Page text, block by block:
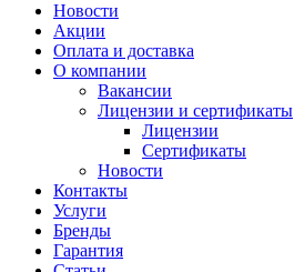
Новости
Акции
Оплата и доставка
О компании
Вакансии
Лицензии и сертификаты
Лицензии
Сертификаты
Новости
Контакты
Услуги
Бренды
Гарантия